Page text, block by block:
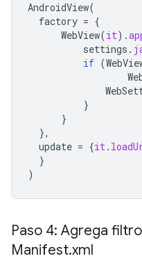
AndroidView(
factory = {
WebView(it).
settings .
if (
}
}
},
update = {it.
}
)
Paso 4: Agrega
Manifest.xml